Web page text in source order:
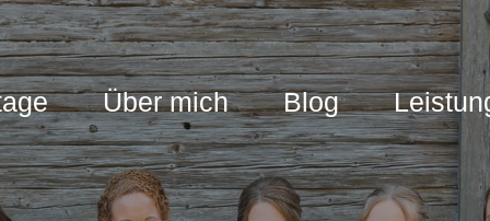
Über mich Blog